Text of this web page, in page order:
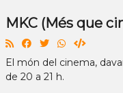
MKC (Més que
El món del cinema,
de 20 a 21 h.